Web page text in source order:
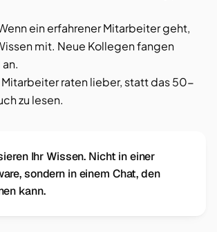
ein erfahrener Mitarbeiter geht,
mit. Neue Kollegen fangen
Mitarbeiter raten lieber, statt das 50-
zu lesen.
Ihr Wissen. Nicht in einer
sondern in einem Chat, den
kann.